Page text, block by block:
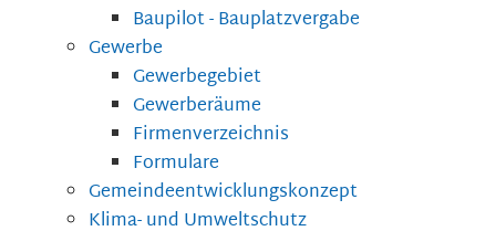
Baupilot - Bauplatzvergabe
Gewerbe
Gewerbegebiet
Gewerberäume
Firmenverzeichnis
Formulare
Gemeindeentwicklungskonzept
Klima- und Umweltschutz